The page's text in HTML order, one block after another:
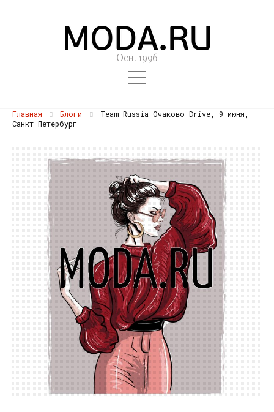
Осн. 1996
Главная Блоги
Team Russia Очаково Drive, 9 июня,
Санкт-Петербург